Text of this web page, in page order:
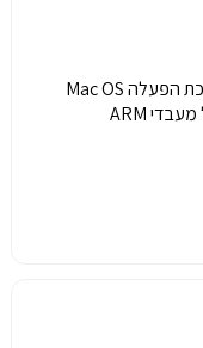
תואם כל מחשב 64-ביט (בעל מערכת הפעלה Mac OS